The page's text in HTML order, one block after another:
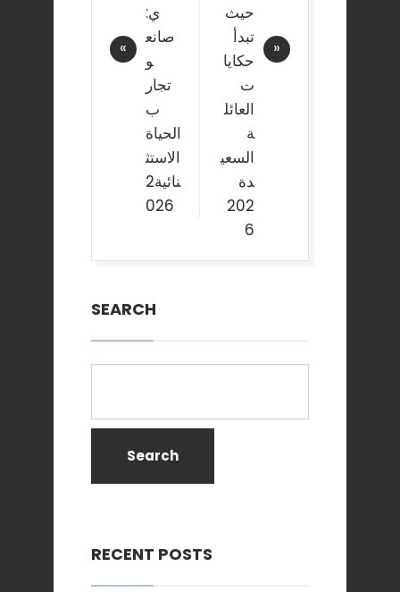
ي:
صانع
و
تجار
ب
الحياة
الاستث
نائية2
026
حيث
تبدأ
حكايا
ت
العائل
ة
السعي
دة
202
6
SEARCH
Search
RECENT POSTS